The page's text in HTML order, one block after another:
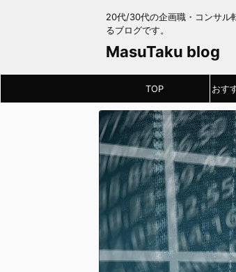
20代/30代の企画職・コンサル
るブログです。
MasuTaku blog
TOP おす